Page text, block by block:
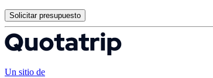
Solicitar presupuesto
Un sitio de